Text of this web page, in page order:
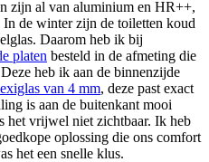
zijn al van aluminium en HR++,
In de winter zijn de toiletten koud
Daarom heb ik bij
platen besteld in de afmeting die
heb ik aan de binnenzijde
van 4 mm, deze past exact
is aan de buitenkant mooi
het vrijwel niet zichtbaar. Ik heb
oplossing die ons comfort
het een snelle klus.